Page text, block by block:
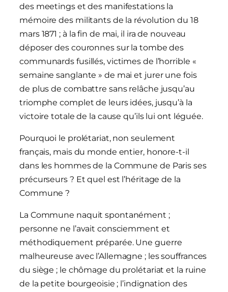
des meetings et des manifestations la
mémoire des militants de la révolution du 18
mars 1871 ; à la fin de mai, il ira de nouveau
déposer des couronnes sur la tombe des
communards fusillés, victimes de l’horrible «
semaine sanglante » de mai et jurer une fois
de plus de combattre sans relâche jusqu’au
triomphe complet de leurs idées, jusqu’à la
victoire totale de la cause qu’ils lui ont léguée.
Pourquoi le prolétariat, non seulement
français, mais du monde entier, honore-t-il
dans les hommes de la Commune de Paris ses
précurseurs ? Et quel est l’héritage de la
Commune ?
La Commune naquit spontanément ;
personne ne l’avait consciemment et
méthodiquement préparée. Une guerre
malheureuse avec l’Allemagne ; les souffrances
du siège ; le chômage du prolétariat et la ruine
de la petite bourgeoisie ; l’indignation des